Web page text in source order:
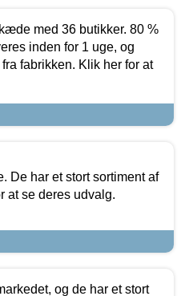
med 36 butikker. 80 %
inden for 1 uge, og
fabrikken. Klik her for at
De har et stort sortiment af
at se deres udvalg.
og de har et stort